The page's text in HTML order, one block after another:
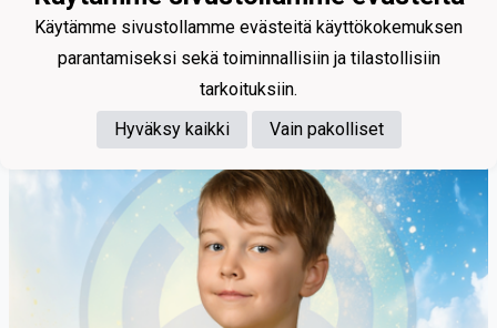
Soikkeli Elmer
Käytämme sivustollamme evästeitä käyttökokemuksen
parantamiseksi sekä toiminnallisiin ja tilastollisiin
tarkoituksiin.
Hyväksy kaikki
Vain pakolliset